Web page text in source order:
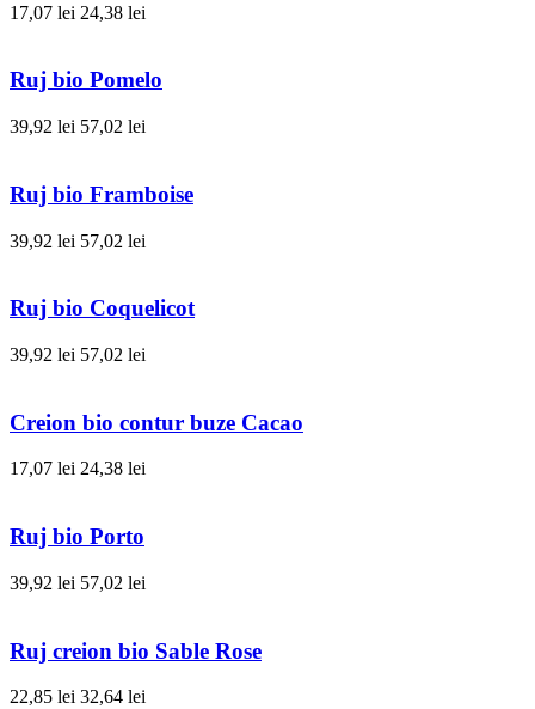
17,07 lei 24,38 lei
Ruj bio Pomelo
39,92 lei 57,02 lei
Ruj bio Framboise
39,92 lei 57,02 lei
Ruj bio Coquelicot
39,92 lei 57,02 lei
Creion bio contur buze Cacao
17,07 lei 24,38 lei
Ruj bio Porto
39,92 lei 57,02 lei
Ruj creion bio Sable Rose
22,85 lei 32,64 lei